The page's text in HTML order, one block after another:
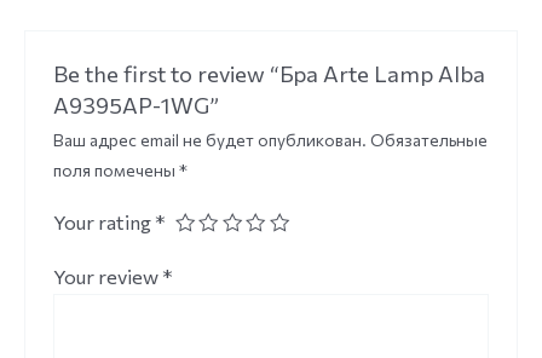
Be the first to review “Бра Arte Lamp Alba
A9395AP-1WG”
Ваш адрес email не будет опубликован. Обязательные
поля помечены *
Your rating *
Your review *